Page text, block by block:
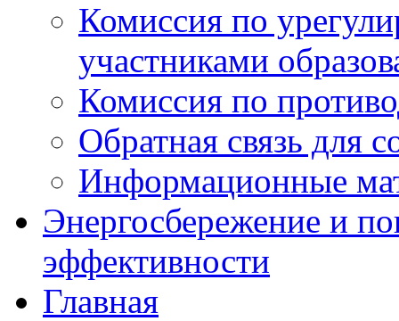
Комиссия по
участниками
Комиссия по
Обратная связь для
Информационные
Энергосбережение и
эффективности
Главная